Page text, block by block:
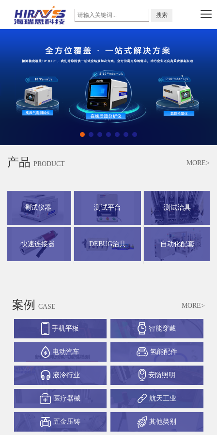
产品 PRODUCT MORE>
测试仪器 测试平台 测试治具
快速连接器 DEBUG治具 自动化配套
案例 CASE MORE>
手机平板 智能穿戴
电动汽车 氢能配件
液冷行业 安防照明
医疗器械 航天工业
五金压铸 其他类别